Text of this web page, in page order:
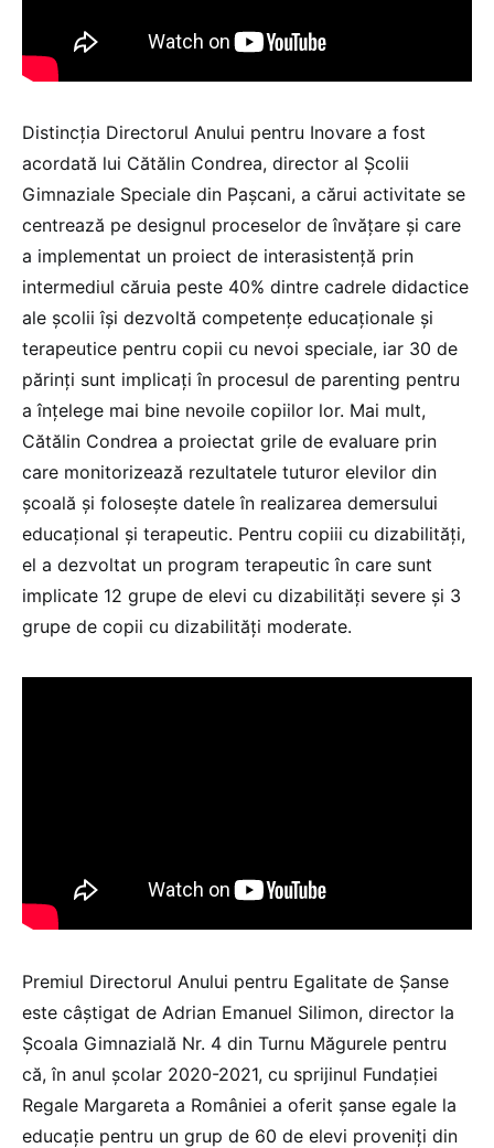
Distincţia Directorul Anului pentru Inovare a fost
acordată lui Cătălin Condrea, director al Şcolii
Gimnaziale Speciale din Paşcani, a cărui activitate se
centrează pe designul proceselor de învăţare şi care
a implementat un proiect de interasistenţă prin
intermediul căruia peste 40% dintre cadrele didactice
ale şcolii îşi dezvoltă competenţe educaţionale şi
terapeutice pentru copii cu nevoi speciale, iar 30 de
părinţi sunt implicaţi în procesul de parenting pentru
a înţelege mai bine nevoile copiilor lor. Mai mult,
Cătălin Condrea a proiectat grile de evaluare prin
care monitorizează rezultatele tuturor elevilor din
şcoală şi foloseşte datele în realizarea demersului
educaţional şi terapeutic. Pentru copiii cu dizabilităţi,
el a dezvoltat un program terapeutic în care sunt
implicate 12 grupe de elevi cu dizabilităţi severe şi 3
grupe de copii cu dizabilităţi moderate.
Premiul Directorul Anului pentru Egalitate de Şanse
este câştigat de Adrian Emanuel Silimon, director la
Şcoala Gimnazială Nr. 4 din Turnu Măgurele pentru
că, în anul şcolar 2020-2021, cu sprijinul Fundaţiei
Regale Margareta a României a oferit şanse egale la
educaţie pentru un grup de 60 de elevi proveniţi din